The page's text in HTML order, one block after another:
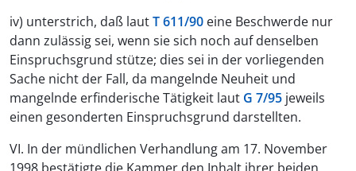
iv) unterstrich, daß lautT 611/90 eine Beschwerde nur
dann zulässig sei, wenn sie sich noch auf denselben
Einspruchsgrund stütze; dies sei in der vorliegenden
Sache nicht der Fall, da mangelnde Neuheit und
mangelnde erfinderische Tätigkeit laut G 7/95 jeweils
einen gesonderten Einspruchsgrund darstellten.
VI. In der mündlichen Verhandlung am 17. November